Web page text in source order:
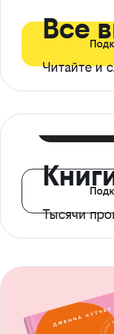
Все
Читайте и
Тысячи
с